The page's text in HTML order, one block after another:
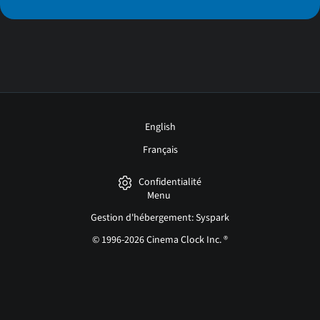
English
Français
Confidentialité
Menu
Gestion d'hébergement: Syspark
© 1996-2026 Cinema Clock Inc. ®